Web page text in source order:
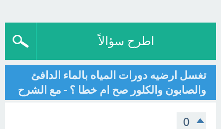
اطرح سؤالاً
تغسل ارضيه دورات المياه بالماء الدافئ
والصابون والكلور صح ام خطا ؟ - مع الشرح
0